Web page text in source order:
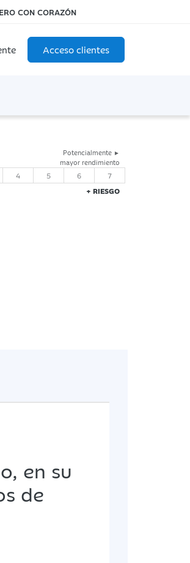
CON CORAZÓN
Acceso clientes
Potencialmente ►
mayor rendimiento
+ RIESGO
4 5 6 7
en su
de